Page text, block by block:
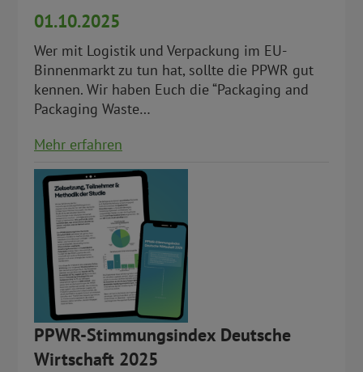
01.10.2025
Wer mit Logistik und Verpackung im EU-
Binnenmarkt zu tun hat, sollte die PPWR gut
kennen. Wir haben Euch die “Packaging and
Packaging Waste…
Mehr erfahren
PPWR-Stimmungsindex Deutsche
Wirtschaft 2025